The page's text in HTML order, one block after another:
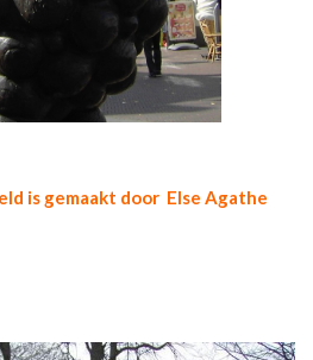
is gemaakt door Else Agathe